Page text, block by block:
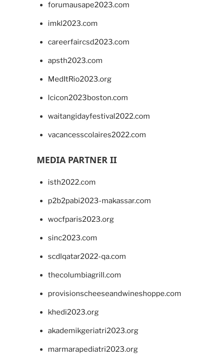
forumausape2023.com
imkl2023.com
careerfaircsd2023.com
apsth2023.com
MedItRio2023.org
lcicon2023boston.com
waitangidayfestival2022.com
vacancesscolaires2022.com
MEDIA PARTNER II
isth2022.com
p2b2pabi2023-makassar.com
wocfparis2023.org
sinc2023.com
scdlqatar2022-qa.com
thecolumbiagrill.com
provisionscheeseandwineshoppe.com
khedi2023.org
akademikgeriatri2023.org
marmarapediatri2023.org